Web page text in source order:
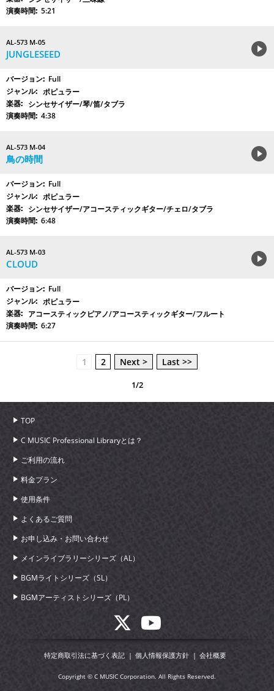
5:21
AL-573 M-05
JUNGLESEED
Full
ポピュラー
シンセサイザー/琴/笛/タブラ
4:38
AL-573 M-04
鳥の時間
Full
ポピュラー
シンセサイザー/アコースティックギター/チェロ/タブラ
6:48
AL-573 M-03
CLOUD
Full
ポピュラー
アコースティックピアノ/アコースティックギター/フルート
6:27
1 2 Next > Last >>
1/2
TOP
C MUSIC Professional Libraryとは？
ご利用の流れ
料金プラン
使用条件
よくあるご質問
お申し込み・お問い合わせ
メインライブラリーシリーズ（AL）
BGMライトシリーズ（SL）
BGMアーティストシリーズ（PL）
特定商取引法に基づく表記 個人情報保護方針 会社概要
Copyright © C MUSIC Corporation. All Rights Reserved.